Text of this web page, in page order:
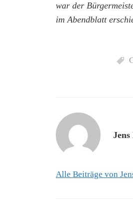
war der
im Abendblatt
Alle Beiträge von